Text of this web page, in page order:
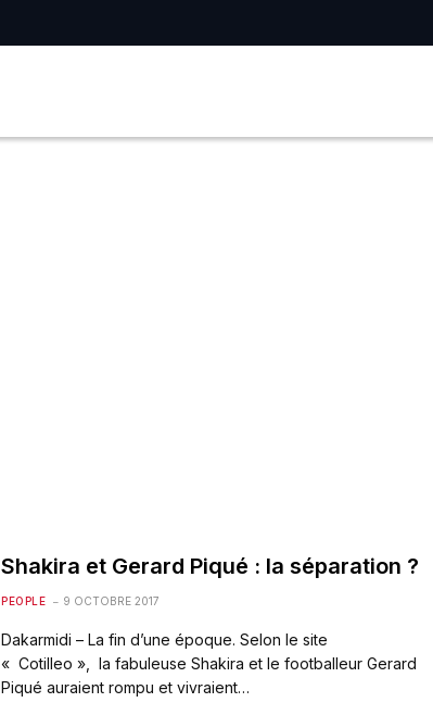
Shakira et Gerard Piqué : la séparation ?
PEOPLE 9 OCTOBRE 2017
Dakarmidi – La fin d’une époque. Selon le site
« Cotilleo », la fabuleuse Shakira et le footballeur Gerard
Piqué auraient rompu et vivraient…